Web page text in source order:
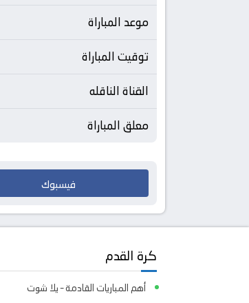
موعد المباراة
توقيت المباراة
القناة الناقله
معلق المباراة
فيسبوك
كرة القدم
أهم المباريات القادمة – يلا شوت